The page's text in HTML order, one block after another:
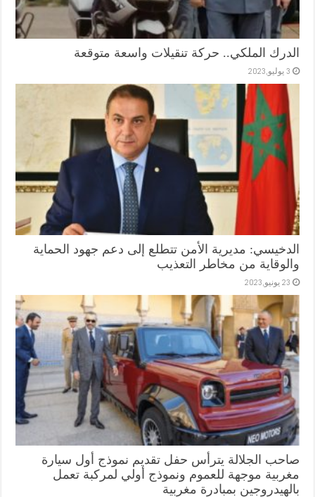
الدرك الملكي.. حركة تنقيلات واسعة متوقعة
3 يوليو,2023
الدخيسي: مديرية الأمن تتطلع إلى دعم جهود الحماية
والوقاية من مخاطر التعذيب
23 يونيو,2023
صاحب الجلالة يترأس حفل تقديم نموذج أول سيارة
مغربية موجهة للعموم ونموذج أولي لمركبة تعمل
بالهيدروجين بمبادرة مغربية